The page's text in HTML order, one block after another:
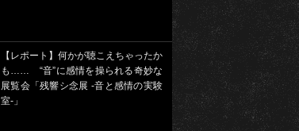
【レポート】何かが聴こえちゃったか
も…… “音”に感情を操られる奇妙な
展覧会「残響シ念展 -⾳と感情の実験
室-」